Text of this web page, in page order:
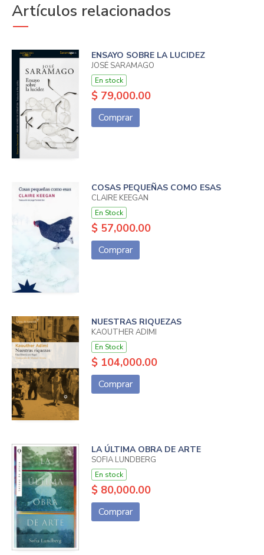
Artículos relacionados
ENSAYO SOBRE LA LUCIDEZ
JOSÉ SARAMAGO
En stock
$ 79,000.00
Comprar
COSAS PEQUEÑAS COMO ESAS
CLAIRE KEEGAN
En Stock
$ 57,000.00
Comprar
NUESTRAS RIQUEZAS
KAOUTHER ADIMI
En Stock
$ 104,000.00
Comprar
LA ÚLTIMA OBRA DE ARTE
SOFIA LUNDBERG
En stock
$ 80,000.00
Comprar